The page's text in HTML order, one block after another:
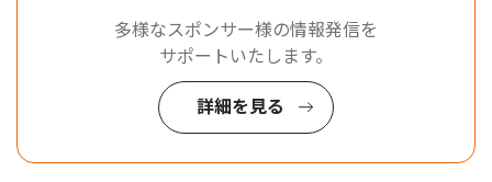
多様なスポンサー様の情報発信を
サポートいたします。
詳細を見る